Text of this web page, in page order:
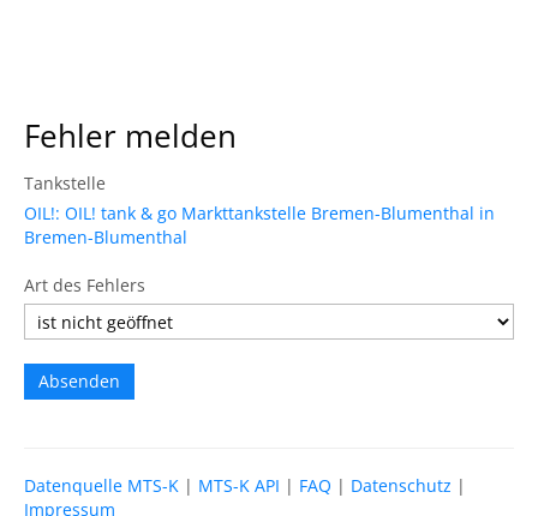
Fehler melden
Tankstelle
OIL!: OIL! tank & go Markttankstelle Bremen-Blumenthal in
Bremen-Blumenthal
Art des Fehlers
Datenquelle MTS-K | MTS-K API | FAQ | Datenschutz |
Impressum